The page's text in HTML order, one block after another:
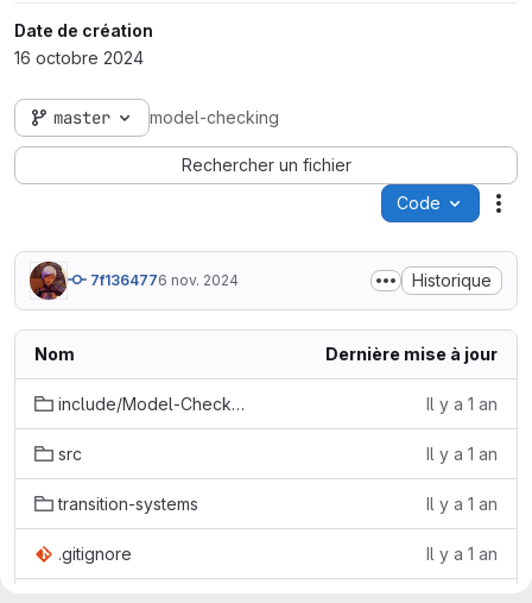
Date de création
16 octobre 2024
master model-checking
Rechercher un fichier
Code
7f1364776 nov. 2024 Historique
Nom Dernière mise à jour
include/Model-Checking Il y a 1 an
src Il y a 1 an
transition-systems Il y a 1 an
.gitignore Il y a 1 an